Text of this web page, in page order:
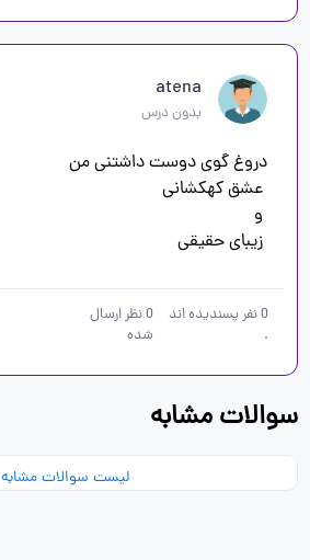
atena
بدون درس
زیبای حقیقی
0نفر پسندیده اند
.
0نظر ارسال
شده
سوالات مشابه
لیست سوالات مشابه